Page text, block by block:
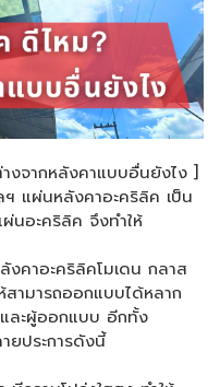
จากหลังคาแบบอื่นยังไง ]
แผ่นหลังคาอะคริลิค เป็น
นอะคริลิค จึงทำให้
คาอะคริลิคโมเดน กลาส
ามารถออกแบบได้หลาก
ละผู้ออกแบบ อีกทั้ง
ยประการดังนี้